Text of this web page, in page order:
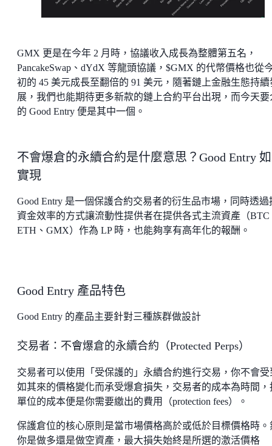
GMX 更是在今年 2 月時，協議收入成長為整體第五名，
PancakeSwap、dYdX 等龍頭協議，$GMX 的代幣價格也從
初的 45 美元成長至翻倍的 91 美元，隨著鏈上金融生態持續
展，我們也能期待更多新款的鏈上合約平台出現，而今天要
的 Good Entry 便是其中一個。
不會爆倉的永續合約是什麼意思？Good Entry
實現
Good Entry 是一個保護合約交易者的衍生品市場，同時透過
資金效率的方式讓流動性提供者在提供各式主流資產（BTC
ETH、GMX）作為 LP 時，也能夠享有高年化的報酬。
Good Entry 產品特色
Good Entry 的產品主要針對三種族群做設計
交易者：不會爆倉的永續合約（Protected Perps）
交易者可以使用「受保護的」永續合約進行交易，你不會受
如其來的價格變化而承受爆倉損失，交易者的成本為時間，
單位的成本便是你需要繳出的費用（protection fees）。
保護倉位的核心原則是當市場價格高於或低於目標價格時。
你是做多還是做空資產，最大損失始終是所選的激活價格